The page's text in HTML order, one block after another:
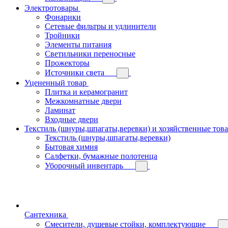
Электротовары
Фонарики
Сетевые фильтры и удлинители
Тройники
Элементы питания
Светильники переносные
Прожекторы
Источники света
Уцененный товар
Плитка и керамогранит
Межкомнатные двери
Ламинат
Входные двери
Текстиль (шнуры,шпагаты,веревки) и хозяйственные
Текстиль (шнуры,шпагаты,веревки)
Бытовая химия
Салфетки, бумажные полотенца
Уборочный инвентарь
Сантехника
Смесители, душевые стойки, комплектующие